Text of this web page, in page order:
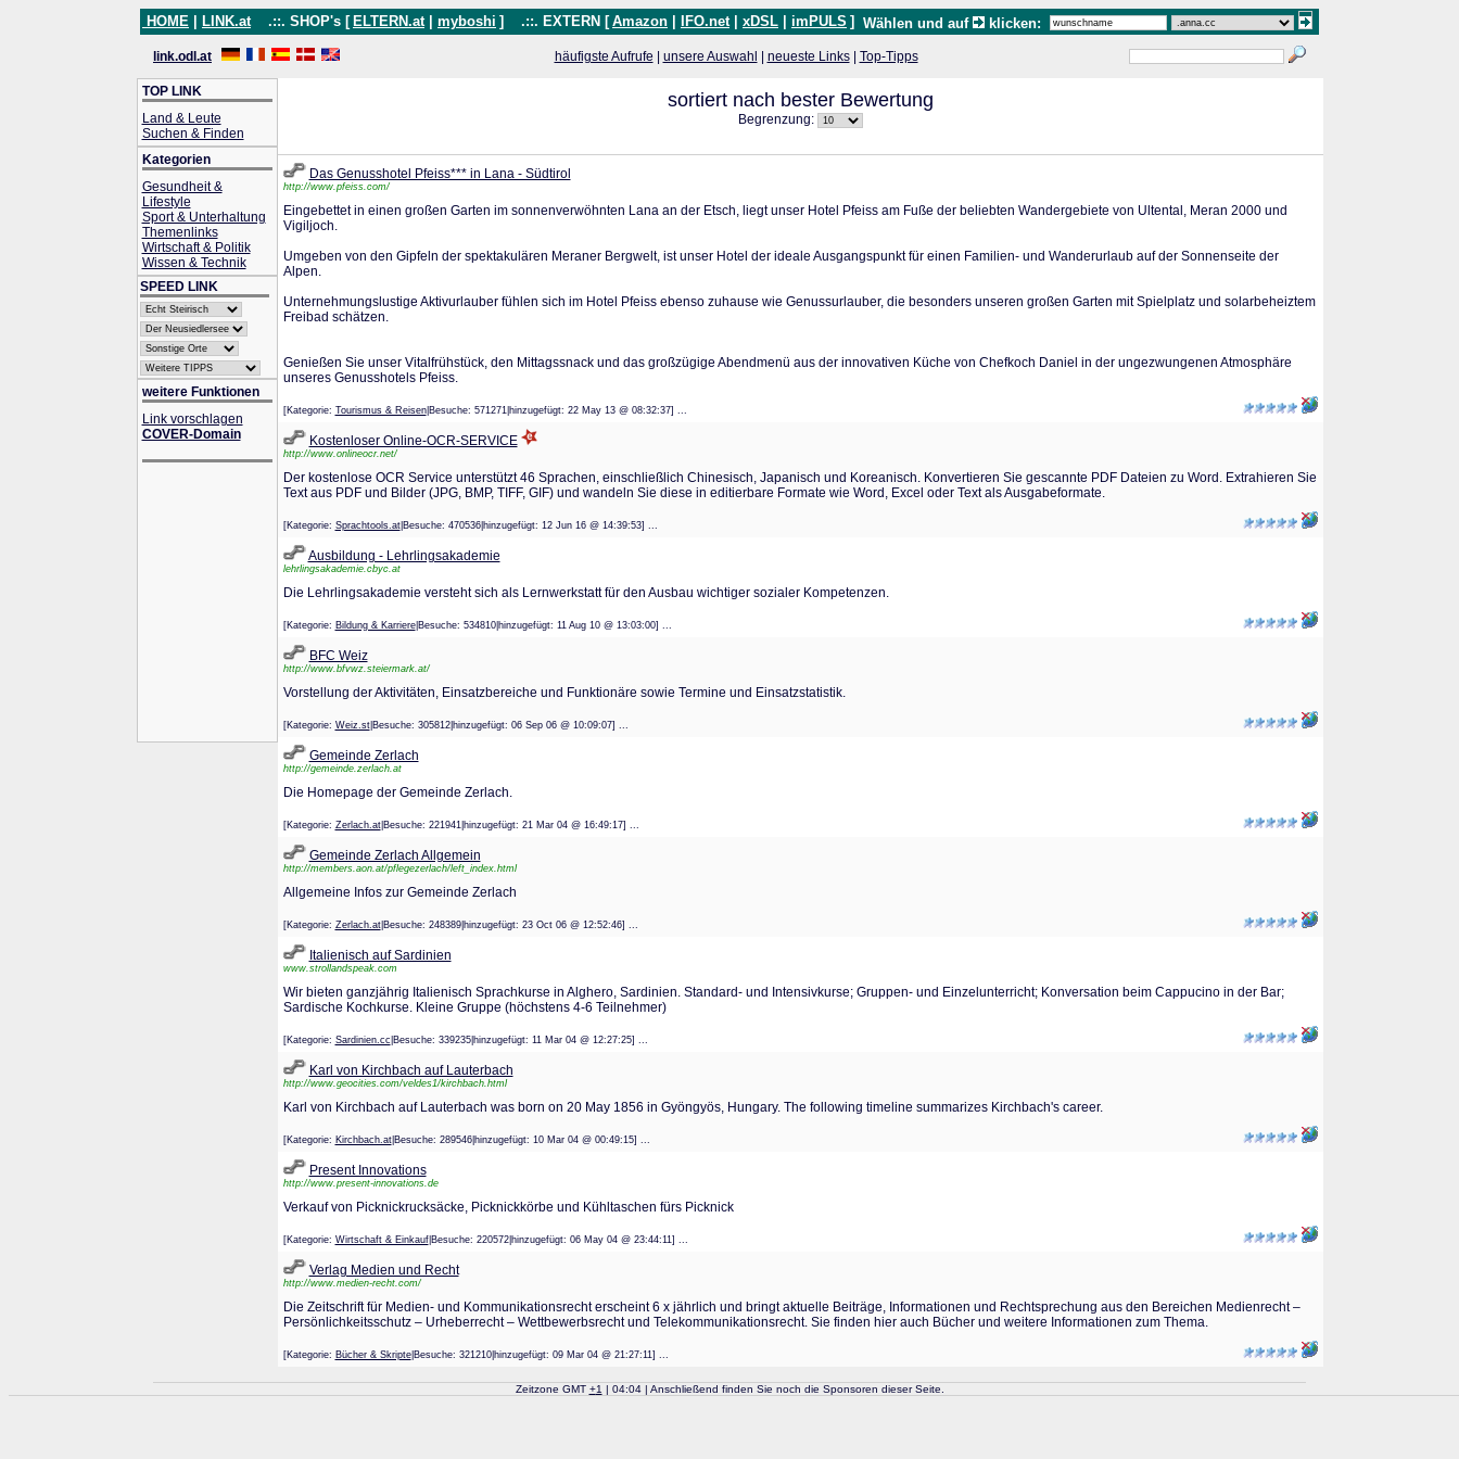
HOME LINK.at .::. SHOP's [ ELTERN.at myboshi ] .::. EXTERN [ Amazon IFO.net xDSL imPULS ] Wählen und auf klicken:
link.odl.at häufigste Aufrufe unsere Auswahl neueste Links| Top-Tipps
TOP LINK
Land & Leute
Suchen & Finden
Kategorien
Gesundheit &
Lifestyle
Sport & Unterhaltung
Themenlinks
Wirtschaft & Politik
Wissen & Technik
SPEED LINK
weitere Funktionen
Link vorschlagen
COVER-Domain
sortiert nach bester Bewertung
Begrenzung:
Das Genusshotel Pfeiss*** in Lana - Südtirol
http://www.pfeiss.com/
Eingebettet in einen großen Garten im sonnenverwöhnten Lana an der Etsch, liegt unser Hotel Pfeiss am Fuße der beliebten Wandergebiete von Ultental, Meran 2000 und
Vigiljoch.
Umgeben von den Gipfeln der spektakulären Meraner Bergwelt, ist unser Hotel der ideale Ausgangspunkt für einen Familien- und Wanderurlaub auf der Sonnenseite der
Alpen.
Unternehmungslustige Aktivurlauber fühlen sich im Hotel Pfeiss ebenso zuhause wie Genussurlauber, die besonders unseren großen Garten mit Spielplatz und solarbeheiztem
Freibad schätzen.
Genießen Sie unser Vitalfrühstück, den Mittagssnack und das großzügige Abendmenü aus der innovativen Küche von Chefkoch Daniel in der ungezwungenen Atmosphäre
unseres Genusshotels Pfeiss.
[Kategorie: Tourismus & Reisen|Besuche: 571271|hinzugefügt: 22 May 13 @ 08:32:37] ...
Kostenloser Online-OCR-SERVICE
http://www.onlineocr.net/
Der kostenlose OCR Service unterstützt 46 Sprachen, einschließlich Chinesisch, Japanisch und Koreanisch. Konvertieren Sie gescannte PDF Dateien zu Word. Extrahieren Sie
Text aus PDF und Bilder (JPG, BMP, TIFF, GIF) und wandeln Sie diese in editierbare Formate wie Word, Excel oder Text als Ausgabeformate.
[Kategorie: Sprachtools.at|Besuche: 470536|hinzugefügt: 12 Jun 16 @ 14:39:53] ...
Ausbildung - Lehrlingsakademie
lehrlingsakademie.cbyc.at
Die Lehrlingsakademie versteht sich als Lernwerkstatt für den Ausbau wichtiger sozialer Kompetenzen.
[Kategorie: Bildung & Karriere|Besuche: 534810|hinzugefügt: 11 Aug 10 @ 13:03:00] ...
BFC Weiz
http://www.bfvwz.steiermark.at/
Vorstellung der Aktivitäten, Einsatzbereiche und Funktionäre sowie Termine und Einsatzstatistik.
[Kategorie: Weiz.st|Besuche: 305812|hinzugefügt: 06 Sep 06 @ 10:09:07] ...
Gemeinde Zerlach
http://gemeinde.zerlach.at
Die Homepage der Gemeinde Zerlach.
[Kategorie: Zerlach.at|Besuche: 221941|hinzugefügt: 21 Mar 04 @ 16:49:17] ...
Gemeinde Zerlach Allgemein
http://members.aon.at/pflegezerlach/left_index.html
Allgemeine Infos zur Gemeinde Zerlach
[Kategorie: Zerlach.at|Besuche: 248389|hinzugefügt: 23 Oct 06 @ 12:52:46] ...
Italienisch auf Sardinien
www.strollandspeak.com
Wir bieten ganzjährig Italienisch Sprachkurse in Alghero, Sardinien. Standard- und Intensivkurse; Gruppen- und Einzelunterricht; Konversation beim Cappucino in der Bar;
Sardische Kochkurse. Kleine Gruppe (höchstens 4-6 Teilnehmer)
[Kategorie: Sardinien.cc |Besuche: 339235|hinzugefügt: 11 Mar 04 @ 12:27:25] ...
Karl von Kirchbach auf Lauterbach
http://www.geocities.com/veldes1/kirchbach.html
Karl von Kirchbach auf Lauterbach was born on 20 May 1856 in Gyöngyös, Hungary. The following timeline summarizes Kirchbach's career.
[Kategorie: Kirchbach.at|Besuche: 289546|hinzugefügt: 10 Mar 04 @ 00:49:15] ...
Present Innovations
http://www.present-innovations.de
Verkauf von Picknickrucksäcke, Picknickkörbe und Kühltaschen fürs Picknick
[Kategorie: Wirtschaft & Einkauf|Besuche: 220572|hinzugefügt: 06 May 04 @ 23:44:11] ...
Verlag Medien und Recht
http://www.medien-recht.com/
Die Zeitschrift für Medien- und Kommunikationsrecht erscheint 6 x jährlich und bringt aktuelle Beiträge, Informationen und Rechtsprechung aus den Bereichen Medienrecht –
Persönlichkeitsschutz – Urheberrecht – Wettbewerbsrecht und Telekommunikationsrecht. Sie finden hier auch Bücher und weitere Informationen zum Thema.
[Kategorie: Bücher & Skripte|Besuche: 321210|hinzugefügt: 09 Mar 04 @ 21:27:11] ...
Zeitzone GMT +1 | 04:04 | Anschließend finden Sie noch die Sponsoren dieser Seite.